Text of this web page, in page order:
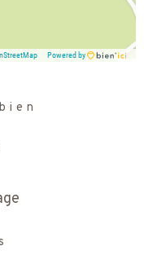
Powered by